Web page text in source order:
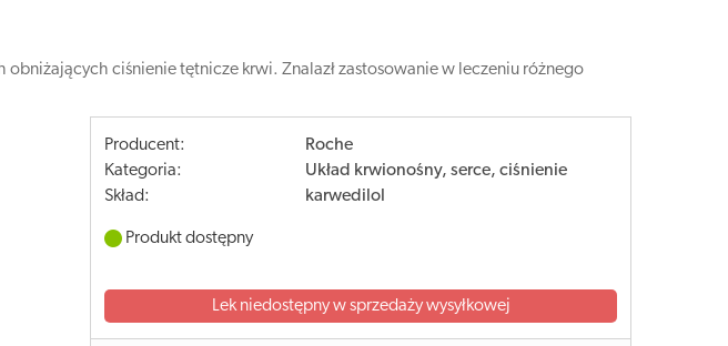
obniżających ciśnienie tętnicze krwi. Znalazł zastosowanie w leczeniu różnego
Producent:
Roche
Kategoria:
Układ krwionośny, serce, ciśnienie
Skład:
karwedilol
Produkt dostępny
Lek niedostępny w sprzedaży wysyłkowej